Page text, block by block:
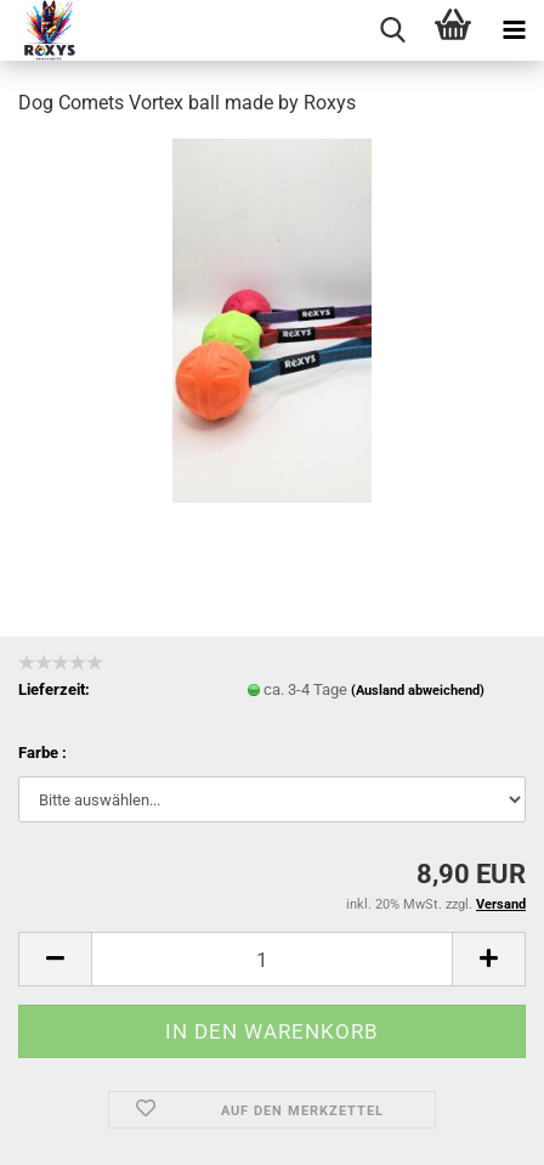
Dog Comets Vortex ball made by Roxys
Lieferzeit: ca. 3-4 Tage(Ausland abweichend)
Farbe :
8,90 EUR
inkl. 20% MwSt. zzgl. Versand
AUF DEN MERKZETTEL